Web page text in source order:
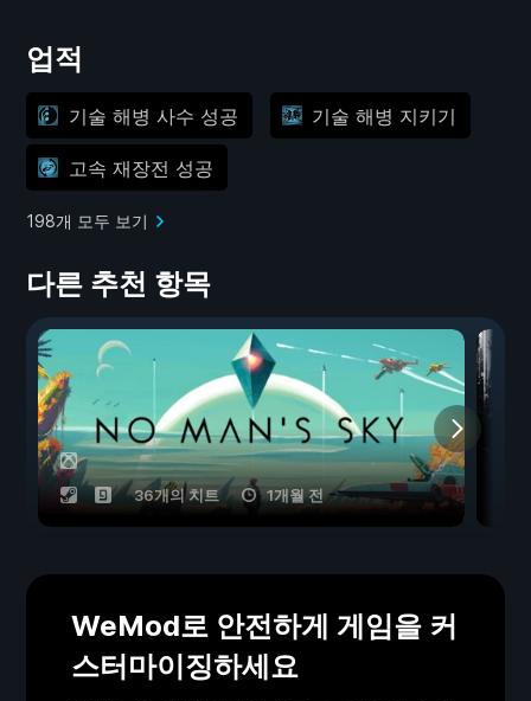
업적
기술 해병 사수 성공 기술 해병 지키기
고속 재장전 성공
198개 모두 보기
다른 추천 항목
36개의 치트 1개월 전
WeMod로 안전하게 게임을 커
스터마이징하세요